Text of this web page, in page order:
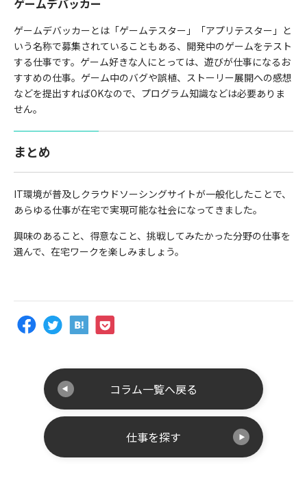
ゲームデバッカーとは「ゲームテスター」「アプリテスター」と
いう名称で募集されていることもある、開発中のゲームをテスト
する仕事です。ゲーム好きな人にとっては、遊びが仕事になるお
すすめの仕事。ゲーム中のバグや誤植、ストーリー展開への感想
などを提出すればOKなので、プログラム知識などは必要ありま
せん。
まとめ
IT環境が普及しクラウドソーシングサイトが一般化したことで、
あらゆる仕事が在宅で実現可能な社会になってきました。
興味のあること、得意なこと、挑戦してみたかった分野の仕事を
選んで、在宅ワークを楽しみましょう。
コラム一覧へ戻る
仕事を探す